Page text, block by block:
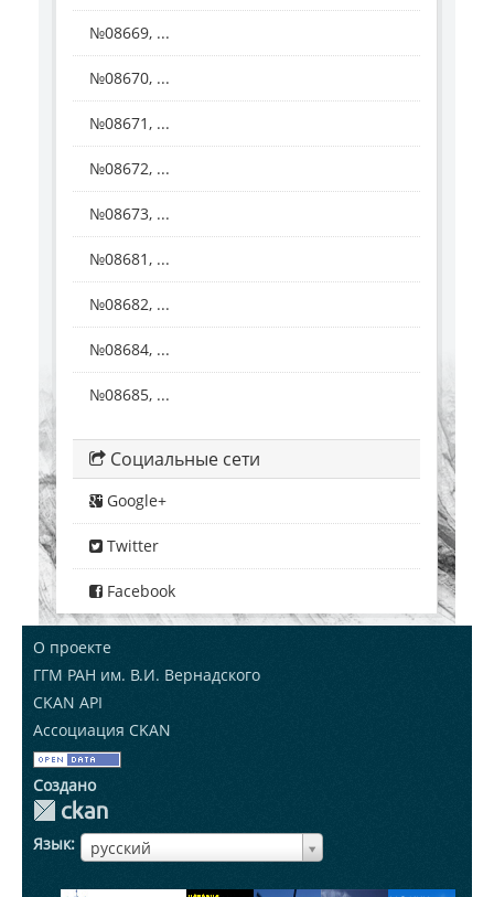
№08669, ...
№08670, ...
№08671, ...
№08672, ...
№08673, ...
№08681, ...
№08682, ...
№08684, ...
№08685, ...
Социальные сети
Google+
Twitter
Facebook
О проекте
ГГМ РАН им. В.И. Вернадского
CKAN API
Ассоциация CKAN
Создано
Язык русский
ЯзыкЯзык